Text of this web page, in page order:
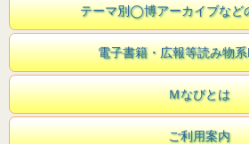
テーマ別◯博アーカイブなど
電子書籍・広報等読み物
Ｍなびとは
ご利用案内